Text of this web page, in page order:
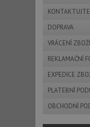
DOPRAVA
VRÁCENÍ ZBOŽÍ
REKLAMAČNÍ
EXPEDICE
PLATEBNÍ
OBCHODNÍ